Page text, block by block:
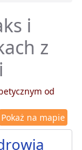
i
z
od
Pokaż na mapie